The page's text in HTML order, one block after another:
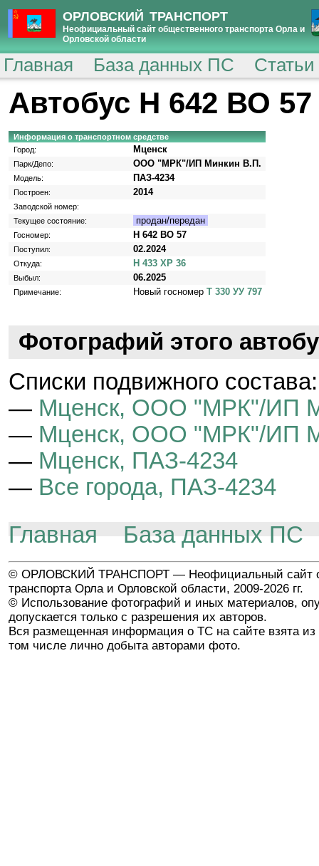
ОРЛОВСКИЙ ТРАНСПОРТ
Неофициальный сайт общественного транспорта Орла и
Орловской области
Главная База данных ПС
Автобус Н 642 ВО 57
Информация о транспортном средстве
Город:
Мценск
Парк/Депо: ООО "МРК"/ИП Минкин В.П.
Модель: ПАЗ-4234
Построен: 2014
Заводской номер:
Текущее состояние:
продан/передан
Госномер: Н 642 ВО 57
Поступил: 02.2024
Откуда: Н 433 ХР 36
Выбыл: 06.2025
Примечание: Новый госномер Т 330 УУ 797
Фотографий этого
Cписки подвижного состава:
— Мценск, ООО "МРК"/ИП
— Мценск, ООО "МРК"/ИП
— Мценск, ПАЗ-4234
— Все города, ПАЗ-4234
Главная
База данных ПС
© ОРЛОВСКИЙ ТРАНСПОРТ — Неофициальный сайт
транспорта Орла и Орловской области, 2009-2026 гг.
© Использование фотографий и иных материалов,
допускается только с разрешения их авторов.
Вся размещенная информация о ТС на сайте взята из
том числе лично добыта авторами фото.